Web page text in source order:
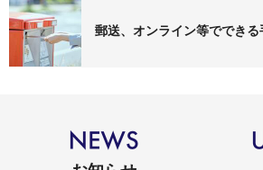
郵送、オンライン等でできる